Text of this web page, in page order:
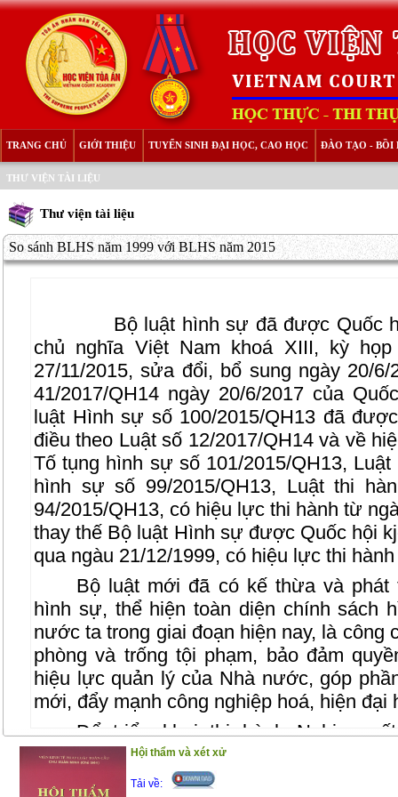
TRANG CHỦ GIỚI THIỆU TUYỂN SINH ĐẠI HỌC, CAO HỌC ĐÀO TẠO - BỒI
THƯ VIỆN TÀI LIỆU
Thư viện tài liệu
So sánh BLHS năm 1999 với BLHS năm 2015
Bộ luật hình sự đã được Quốc
chủ nghĩa Việt Nam khoá XIII, kỳ
27/11/2015, sửa đổi, bổ sung ngày 20/
41/2017/QH14 ngày 20/6/2017 của
luật Hình sự số 100/2015/QH13 đã
điều theo Luật số 12/2017/QH14 và về
Tố tụng hình sự số 101/2015/QH13,
hình sự số 99/2015/QH13, Luật thi
94/2015/QH13, có hiệu lực thi hành từ
thay thế Bộ luật Hình sự được Quốc hội
qua ngàu 21/12/1999, có hiệu lực thi
Bộ luật mới đã có kế thừa và phát
hình sự, thể hiện toàn diện chính sách
nước ta trong giai đoạn hiện nay, là công
phòng và trống tội phạm, bảo đảm
hiệu lực quản lý của Nhà nước, góp
mới, đẩy mạnh công nghiệp hoá, hiện đại
Để triển khai thi hành Nghị
20/6/2017 của Quốc hội về việc thi hành
bạn đọc, đặc biệt là Học viên, Điều tra
Hội thẩm và xét xử
Tải về: